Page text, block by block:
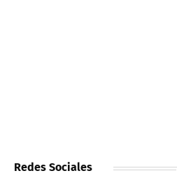
Redes Sociales